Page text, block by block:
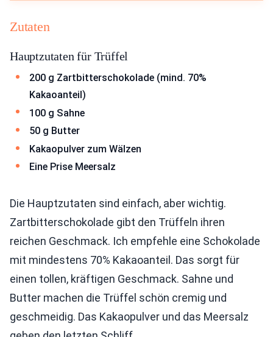
Zutaten
Hauptzutaten für Trüffel
200 g Zartbitterschokolade (mind. 70%
Kakaoanteil)
100 g Sahne
50 g Butter
Kakaopulver zum Wälzen
Eine Prise Meersalz
Die Hauptzutaten sind einfach, aber wichtig.
Zartbitterschokolade gibt den Trüffeln ihren
reichen Geschmack. Ich empfehle eine Schokolade
mit mindestens 70% Kakaoanteil. Das sorgt für
einen tollen, kräftigen Geschmack. Sahne und
Butter machen die Trüffel schön cremig und
geschmeidig. Das Kakaopulver und das Meersalz